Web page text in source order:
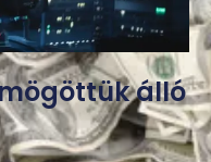
álló